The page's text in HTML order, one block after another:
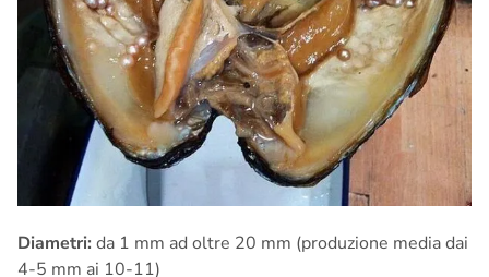
Diametri: da 1 mm ad oltre 20 mm (produzione media dai
4-5 mm ai 10-11)